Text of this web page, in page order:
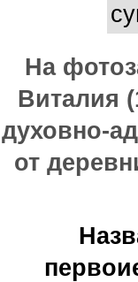
На
Виталия
духовно-
от